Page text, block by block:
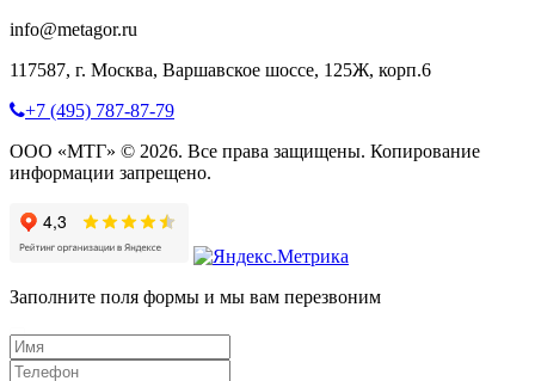
info@metagor.ru
117587, г. Москва, Варшавское шоссе, 125Ж, корп.6
+7 (495) 787-87-79
ООО «МТГ» © 2026. Все права защищены. Копирование
информации запрещено.
Заполните поля формы и мы вам перезвоним